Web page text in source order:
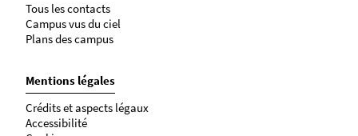
Tous les contacts
Campus vus du ciel
Plans des campus
Mentions légales
Crédits et aspects légaux
Accessibilité